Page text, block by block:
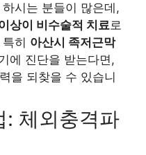
시는 분들이 많은데,
상이 비수술적 치료로
히 아산시 족저근막
에 진단을 받는다면,
을 되찾을 수 있습니
: 체외충격파